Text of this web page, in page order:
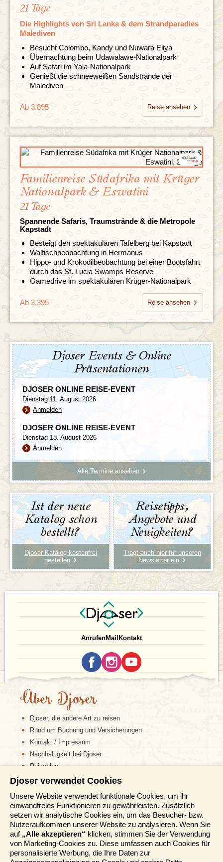
21 Tage
Die Highlights von Sri Lanka & dem Strandparadies
Malediven
Besucht Colombo, Kandy und Nuwara Eliya
Übernachtung beim Udawalawe-Nationalpark
Auf Safari im Yala-Nationalpark
Genießt die schneeweißen Sandstrände der
Malediven
Ab 3.895 Reise ansehen
Familienreise Südafrika mit Krüger
Nationalpark & Eswatini
21 Tage
Spannende Safaris, Traumstrände & die Metropole
Kapstadt
Besteigt den spektakulären Tafelberg bei Kapstadt
Walfischbeobachtung in Hermanus
Hippo- und Krokodilbeobachtung bei einer Bootsfahrt
durch das St. Lucia Swamps Reserve
Gamedrive im spektakulären Krüger-Nationalpark
Ab 3.395 Reise ansehen
Djoser Events & Online
Präsentationen
DJOSER ONLINE REISE-EVENT
Dienstag 11. August 2026
Anmelden
DJOSER ONLINE REISE-EVENT
Dienstag 18. August 2026
Anmelden
Alle Termine ansehen
Ist der neue
Katalog schon
bestellt?
Djoser Katalog kostenfrei
bestellen
Reisetipps,
Angebote und
Neuigkeiten?
Tragt euch hier für unseren
Newsletter ein
AnrufenMail Kontakt
Über Djoser
Djoser, die andere Art zu reisen
Rund um Buchung und Versicherungen
Kontakt / Impressum
Nachhaltigkeit bei Djoser
Reiseblog
Informationen
Reisemessen
Häufig gestellte Fragen
AGB
Formblatt
Datenschutz
Djoser verwendet Cookies
Unsere Website verwendet funktionale Cookies, um ihr
einwandfreies Funktionieren zu gewährleisten. Zusätzlich
setzen wir analytische Cookies ein, um das Besucher- bzw.
Nutzeraufkommen unserer Website zu analysieren. Wenn Sie
auf „Alle akzeptieren“ klicken, stimmen Sie der Verwendung
von Marketing-Cookies zu. Diese umfassen auch Cookies für
personalisierte Werbung, die Ihre Daten zur